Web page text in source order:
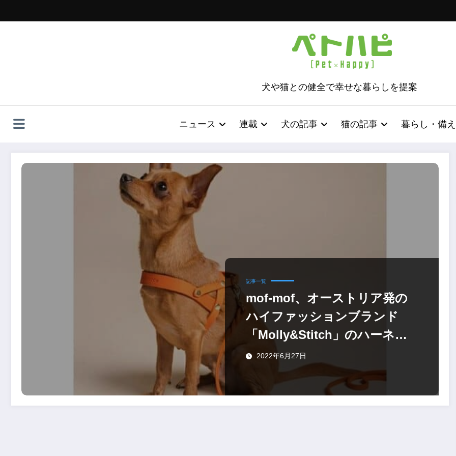
ッ
犬や猫との健全で幸せな暮らしを提案
ニュース 連載 犬の記事 猫の記事 暮らし・備え
記事一覧
mof-mof、オーストリア発の
ハイファッションブランド
「Molly&Stitch」のハーネス
とリード
2022年6月27日